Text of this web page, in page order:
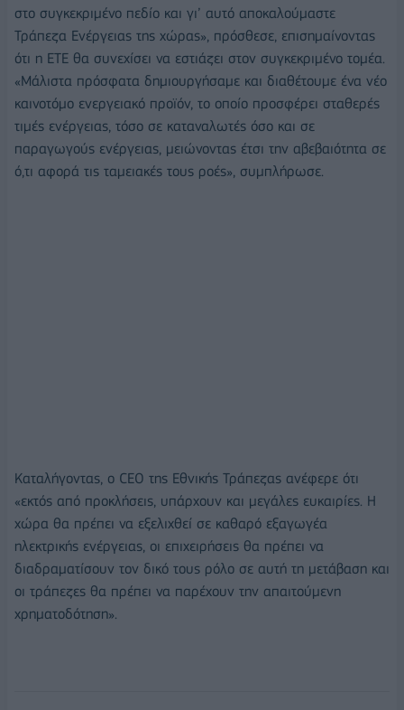
στο συγκεκριμένο πεδίο και γι’ αυτό αποκαλούμαστε
Τράπεζα Ενέργειας της χώρας», πρόσθεσε, επισημαίνοντας
ότι η ΕΤΕ θα συνεχίσει να εστιάζει στον συγκεκριμένο τομέα.
«Μάλιστα πρόσφατα δημιουργήσαμε και διαθέτουμε ένα νέο
καινοτόμο ενεργειακό προϊόν, το οποίο προσφέρει σταθερές
τιμές ενέργειας, τόσο σε καταναλωτές όσο και σε
παραγωγούς ενέργειας, μειώνοντας έτσι την αβεβαιότητα σε
ό,τι αφορά τις ταμειακές τους ροές», συμπλήρωσε.
Καταλήγοντας, ο CEO της Eθνικής Τράπεζας ανέφερε ότι
«εκτός από προκλήσεις, υπάρχουν και μεγάλες ευκαιρίες. Η
χώρα θα πρέπει να εξελιχθεί σε καθαρό εξαγωγέα
ηλεκτρικής ενέργειας, οι επιχειρήσεις θα πρέπει να
διαδραματίσουν τον δικό τους ρόλο σε αυτή τη μετάβαση και
οι τράπεζες θα πρέπει να παρέχουν την απαιτούμενη
χρηματοδότηση».